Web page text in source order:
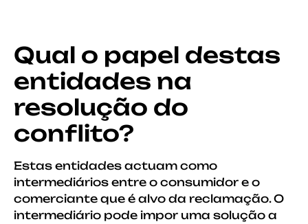
Qual o papel destas
entidades na
resolução do
conflito?
Estas entidades actuam como
intermediários entre o consumidor e o
comerciante que é alvo da reclamação. O
intermediário pode impor uma solução a